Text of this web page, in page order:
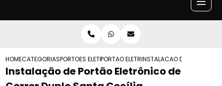
HOMECATEGORIASPORTOES ELETRONICOSPORTAO ELETRONICO DE BRACO
INSTALACAO DE PORTAO
Instalação de Portão Eletrônico de